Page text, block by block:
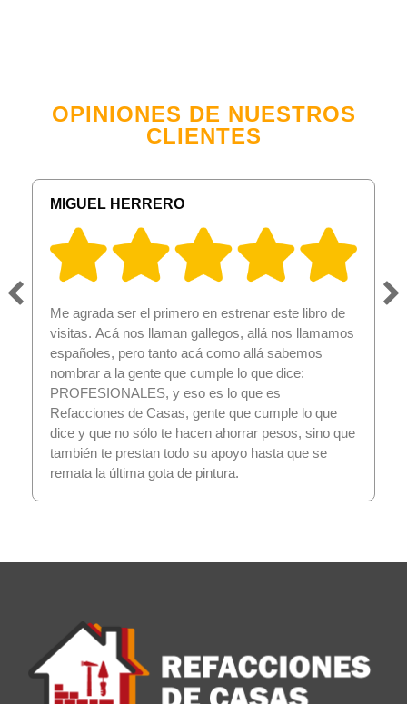
OPINIONES DE NUESTROS
CLIENTES
MIGUEL HERRERO
Me agrada ser el primero en estrenar este libro de
visitas. Acá nos llaman gallegos, allá nos llamamos
españoles, pero tanto acá como allá sabemos
nombrar a la gente que cumple lo que dice:
PROFESIONALES, y eso es lo que es
Refacciones de Casas, gente que cumple lo que
dice y que no sólo te hacen ahorrar pesos, sino que
también te prestan todo su apoyo hasta que se
remata la última gota de pintura.